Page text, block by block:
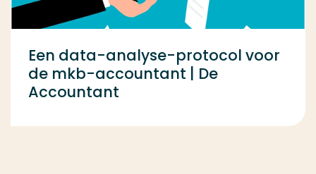
Een data-analyse-protocol voor
de mkb-accountant | De
Accountant